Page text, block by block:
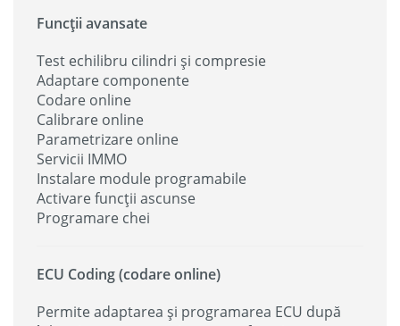
Funcții avansate
Test echilibru cilindri și compresie
Adaptare componente
Codare online
Calibrare online
Parametrizare online
Servicii IMMO
Instalare module programabile
Activare funcții ascunse
Programare chei
ECU Coding (codare online)
Permite adaptarea și programarea ECU după